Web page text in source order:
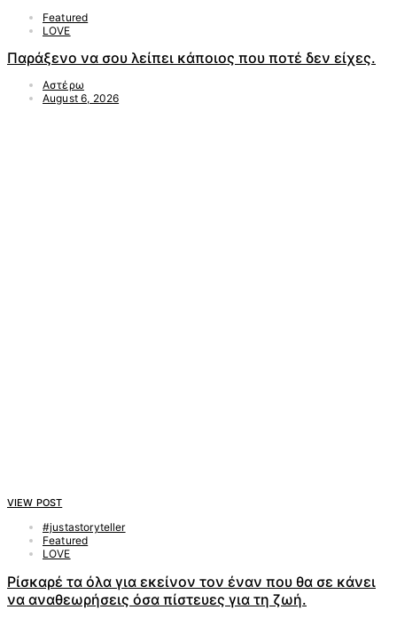
Featured
LOVE
Παράξενο να σου λείπει κάποιος που ποτέ δεν είχες.
Αστέρω
August 6, 2026
VIEW POST
#justastoryteller
Featured
LOVE
Ρίσκαρέ τα όλα για εκείνον τον έναν που θα σε κάνει
να αναθεωρήσεις όσα πίστευες για τη ζωή.